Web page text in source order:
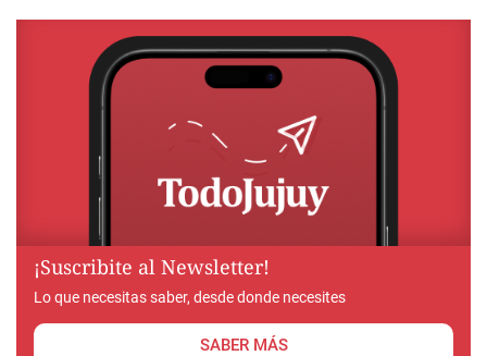
¡Suscribite al Newsletter!
Lo que necesitas saber, desde donde necesites
SABER MÁS